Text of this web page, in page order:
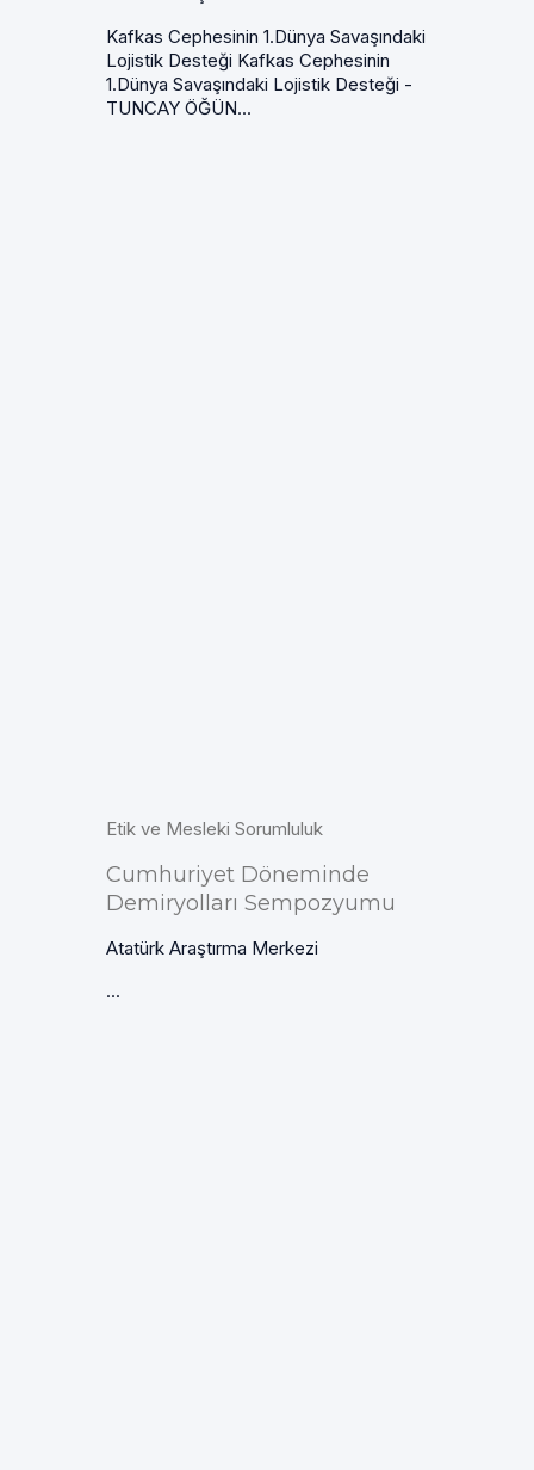
Kafkas Cephesinin 1.Dünya Savaşındaki
Lojistik Desteği Kafkas Cephesinin
1.Dünya Savaşındaki Lojistik Desteği -
TUNCAY ÖĞÜN...
Etik ve Mesleki Sorumluluk
Cumhuriyet Döneminde
Demiryolları Sempozyumu
Atatürk Araştırma Merkezi
...